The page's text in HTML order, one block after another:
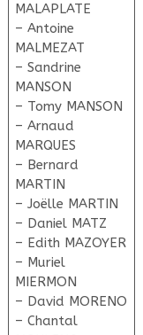
MALAPLATE
– Antoine
MALMEZAT
– Sandrine
MANSON
– Tomy MANSON
– Arnaud
MARQUES
– Bernard
MARTIN
– Joëlle MARTIN
– Daniel MATZ
– Edith MAZOYER
– Muriel
MIERMON
– David MORENO
– Chantal